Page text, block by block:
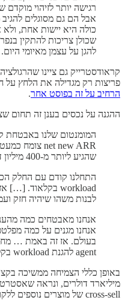
רגישה יותר לזיהוי מוקדם
אבל הם גם מסוגלים
כולה היא יישות אחת,
שכולן צריכות להתקין
להגן על עצמן מאיומי היום.
פריצות רק מגדילה את הלחץ על
הרחיב על זה בפוסט אחר.
ההגנה על נכסים בענן זה תחום
המומנטום שלנו באבטחת
שהגיע ליותר מ-400 מיליון דולר בסיום התקופה […]
התחלנו קודם עם החלק
לבנות משהו שיהיה חזק
אנחנו מאבטחים כמה
בעולם. אז זה באמת …
agent להגנת workload בקלאוד לתוך workload קריטי.
באופן כללי הצמיחה ממשיכה
מיליארד דולרים, ונראה
cross-sell של מוצרים נוספים ללקוחות קיימים — הולכת די טוב: